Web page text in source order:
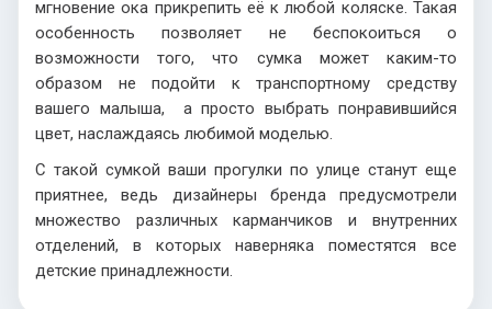
мгновение ока прикрепить её к любой коляске. Такая
особенность позволяет не беспокоиться о
возможности того, что сумка может каким-то
образом не подойти к транспортному средству
вашего малыша, а просто выбрать понравившийся
цвет, наслаждаясь любимой моделью.
С такой сумкой ваши прогулки по улице станут еще
приятнее, ведь дизайнеры бренда предусмотрели
множество различных карманчиков и внутренних
отделений, в которых наверняка поместятся все
детские принадлежности.